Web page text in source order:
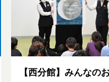
【西分館】みんなの